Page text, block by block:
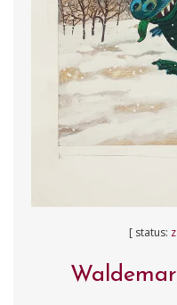
[ status: